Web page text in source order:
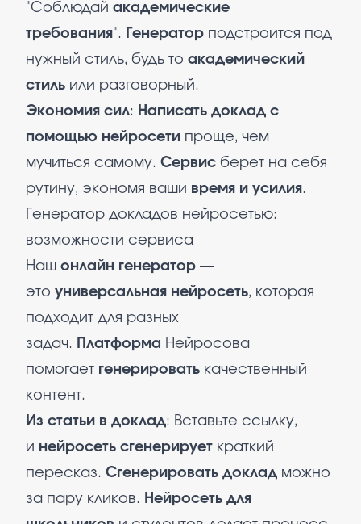
"Соблюдай академические
требования". Генератор подстроится под
нужный стиль, будь то академический
стиль или разговорный.​
Экономия сил: Написать доклад с
помощью нейросети проще, чем
мучиться самому. Сервис берет на себя
рутину, экономя ваши время и усилия.
Генератор докладов нейросетью:
возможности сервиса
Наш онлайн генератор —
это универсальная нейросеть, которая
подходит для разных
задач. Платформа Нейросова
помогает генерировать качественный
контент.
Из статьи в доклад: Вставьте ссылку,
и нейросеть сгенерирует краткий
пересказ. Сгенерировать доклад можно
за пару кликов. Нейросеть для